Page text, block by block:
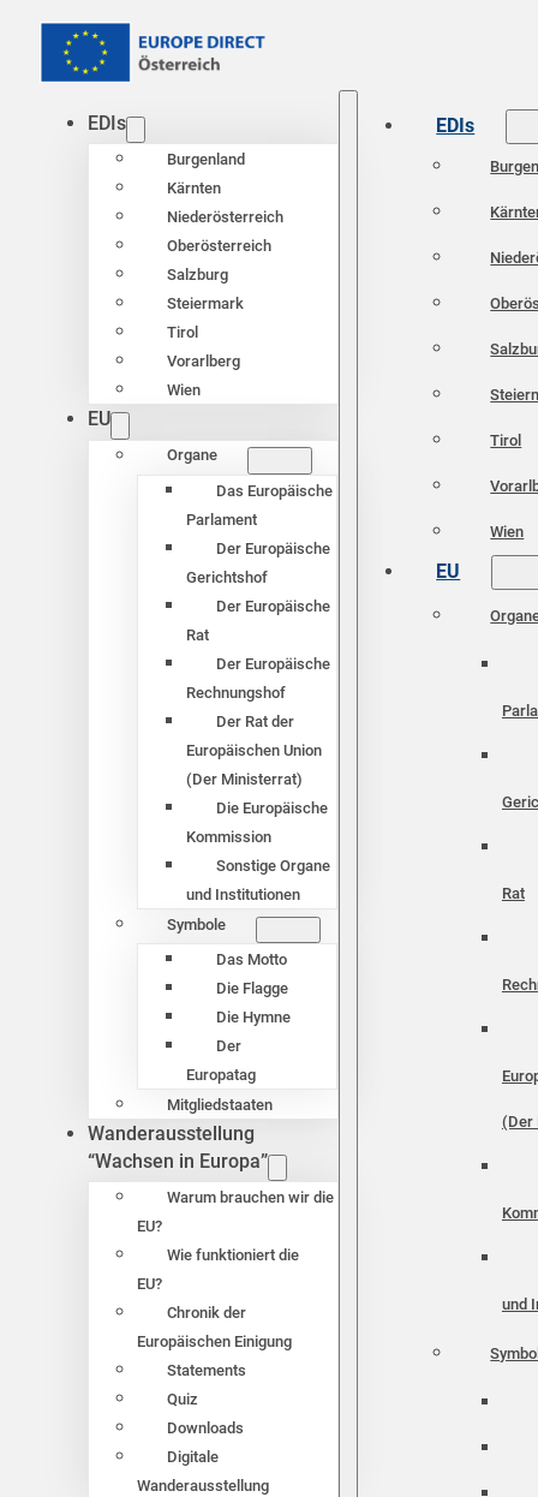
EDIs
Burgenland
Kärnten
Niederösterreich
Oberösterreich
Salzburg
Steiermark
Tirol
Vorarlberg
Wien
EU
Organe
Das Europäische
Parlament
Der Europäische
Gerichtshof
Der Europäische
Rat
Der Europäische
Rechnungshof
Der Rat der
Europäischen Union
(Der Ministerrat)
Die Europäische
Kommission
Sonstige Organe
und Institutionen
Symbole
Das Motto
Die Flagge
Die Hymne
Der
Europatag
Mitgliedstaaten
Wanderausstellung
“Wachsen in Europa”
Warum brauchen wir die
EU?
Wie funktioniert die
EU?
Chronik der
Europäischen Einigung
Statements
Quiz
Downloads
Digitale
Wanderausstellung
EDIs
Tirol
Wien
EU
Rat
(Der
und